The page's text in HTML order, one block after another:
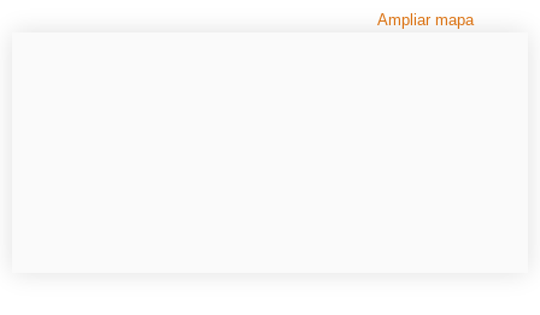
Ampliar mapa